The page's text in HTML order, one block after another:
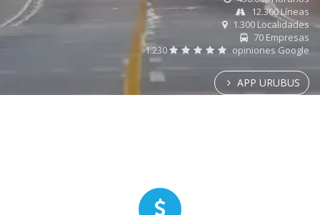
12.300 Líneas
1.300 Localidades
70 Empresas
1.230
opiniones Google
APP URUBUS